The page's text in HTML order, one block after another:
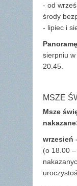
- od
środy
- lipiec i
sierpniu
20.45.
MSZE
Msze
wrzesień
(o 18.00